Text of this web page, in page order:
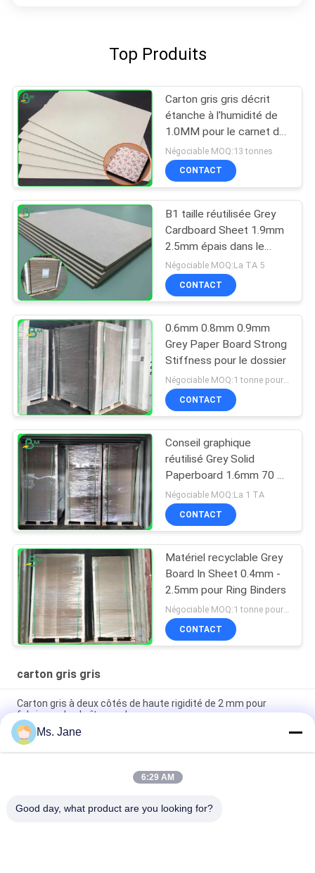
Top Produits
Carton gris gris décrit
étanche à l'humidité de
1.0MM pour le carnet de
livre à couverture dure
Négociable MOQ:13 tonnes
CONTACT
B1 taille réutilisée Grey
Cardboard Sheet 1.9mm
2.5mm épais dans le
format 70*100cm
Négociable MOQ:La TA 5
CONTACT
0.6mm 0.8mm 0.9mm
Grey Paper Board Strong
Stiffness pour le dossier
Négociable MOQ:1 tonne pour la taille commune et 10 tonnes pour la taille spéciale
CONTACT
Conseil graphique
réutilisé Grey Solid
Paperboard 1.6mm 70 x
100cm
Négociable MOQ:La 1 TA
CONTACT
Matériel recyclable Grey
Board In Sheet 0.4mm -
2.5mm pour Ring Binders
CONTACT
carton gris gris
Carton gris à deux côtés de haute rigidité de 2 mm pour
fabriquer des boîtes cadeaux
Tout bleu couleur Puzzle Jigsaw Carton 1,5 mm Blue
Chipboard Carton Stock
Carton de puzzle bleu clair 1000 grammes 1,5 mm Carton
Ms. Jane
6:29 AM
Good day, what product are you looking for?